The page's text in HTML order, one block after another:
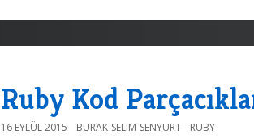
Ruby Kod
16 EYLÜL 2015 BURAK-SELIM-SENYURT RUBY